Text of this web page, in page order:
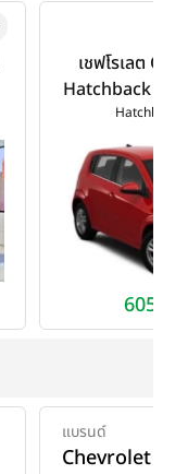
เชฟโรเลต
Hatchback 1.4
Hatchback
แบรนด์
Chevrolet